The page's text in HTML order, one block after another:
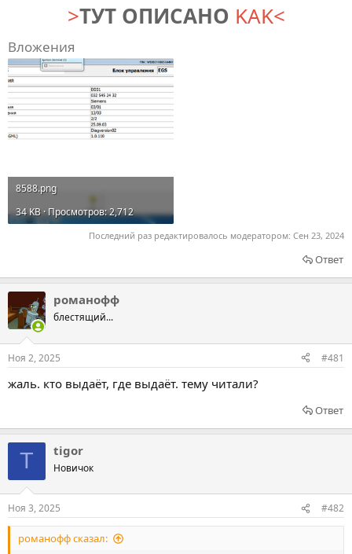
>ТУТ ОПИСАНО KAK<
Вложения
8588.png
34 KB · Просмотров: 2,712
Последний раз редактировалось модератором: Сен 23, 2024
Ответ
романофф
блестящий...
Ноя 2, 2025 #481
жаль. кто выдаёт, где выдаёт. тему читали?
Ответ
T tigor
Новичок
Ноя 3, 2025 #482
романофф сказал: